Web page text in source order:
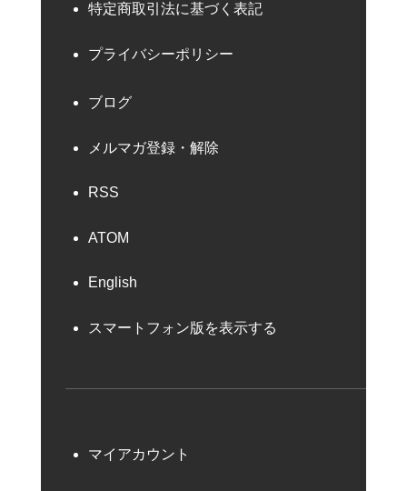
特定商取引法に基づく表記
プライバシーポリシー
ブログ
メルマガ登録・解除
RSS
ATOM
English
スマートフォン版を表示する
マイアカウント